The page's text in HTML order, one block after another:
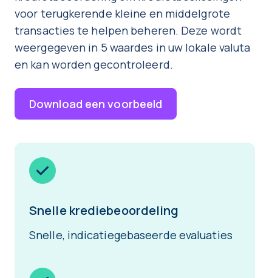
voor terugkerende kleine en middelgrote
transacties te helpen beheren. Deze wordt
weergegeven in 5 waardes in uw lokale valuta
en kan worden gecontroleerd.
Download een voorbeeld
Snelle krediebeoordeling
Snelle, indicatiegebaseerde evaluaties